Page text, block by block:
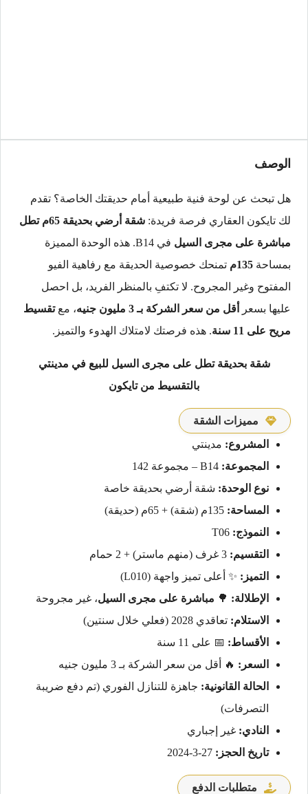
الوصف
هل تبحث عن لوحة فنية طبيعية أمام حديقتك الخاصة؟ تقدم
لك تايكون العقاري فرصة فريدة:
شقة أرضي بحديقة 65م تطل
مباشرة على مجرى السيل
في B14. هذه الوحدة المميزة
بمساحة 135م
تمنحك خصوصية الحديقة مع رفاهية الفيو
المفتوح وغير المجروح. لا تكتفِ بالمنظر الفريد، بل احصل
عليها بسعر
أقل من سعر الشركة بـ 3 مليون جنيه ، معتقسيط
مريح على 11 سنة
. هذه فرصتك لامتلاك الهدوء والتميز.
شقة بحديقة تطل على مجرى السيل للبيع في مدينتي
بالتقسيط من تايكون
مميزات الشقة
المشروع: مدينتي
المجموعة:
نوع الوحدة: شقة أرضي بحديقة خاصة
المساحة:
النموذج:
التقسيم:
التميز: ✨ أعلى تميز واجهة (L010)
الإطلالة: 🌳 مباشرة على مجرى السيل، غير مجروحة
الاستلام: تعاقدي 2028 (فعلي خلال سنتين)
الأقساط: 📅 على 11 سنة
السعر: 🔥 أقل من سعر الشركة بـ 3 مليون جنيه
الحالة القانونية: جاهزة للتنازل الفوري (تم دفع ضريبة
التصرفات)
النادي: غير إجباري
تاريخ الحجز:
متطلبات الدفع